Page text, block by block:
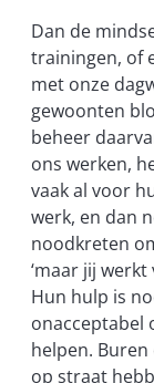
Dan de
trainingen, of
met onze
gewoonten
beheer
ons werken,
vaak al voor
werk, en dan
noodkreten
‘maar jij
Hun hulp is
onacceptabel
helpen. Buren
op straat